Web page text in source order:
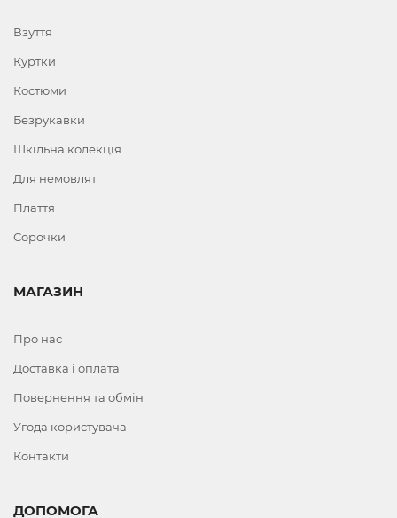
Взуття
Куртки
Костюми
Безрукавки
Шкільна колекція
Для немовлят
Плаття
Сорочки
МАГАЗИН
Про нас
Доставка і оплата
Повернення та обмін
Угода користувача
Контакти
ДОПОМОГА